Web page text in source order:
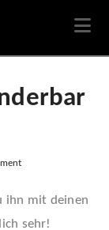
ihn mit deinen
sehr!